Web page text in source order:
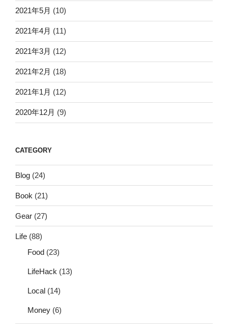
2021年5月 (10)
2021年4月 (11)
2021年3月 (12)
2021年2月 (18)
2021年1月 (12)
2020年12月 (9)
CATEGORY
Blog (24)
Book (21)
Gear (27)
Life (88)
Food (23)
LifeHack (13)
Local (14)
Money (6)